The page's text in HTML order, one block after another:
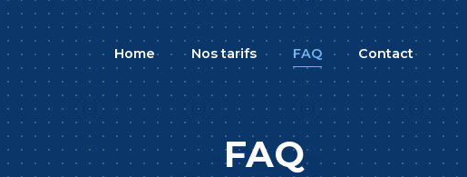
Home Nos tarifs FAQ Contact
FAQ